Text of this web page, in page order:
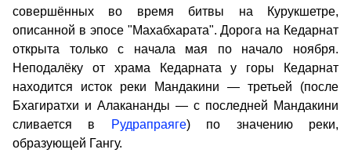
совершённых во время битвы на Курукшетре,
описанной в эпосе "Махабхарата". Дорога на Кедарнат
открыта только с начала мая по начало ноября.
Неподалёку от храма Кедарната у горы Кедарнат
находится исток реки Мандакини — третьей (после
Бхагиратхи и Алакананды — с последней Мандакини
сливается в
Рудрапраяге) по значению реки,
образующей Гангу.